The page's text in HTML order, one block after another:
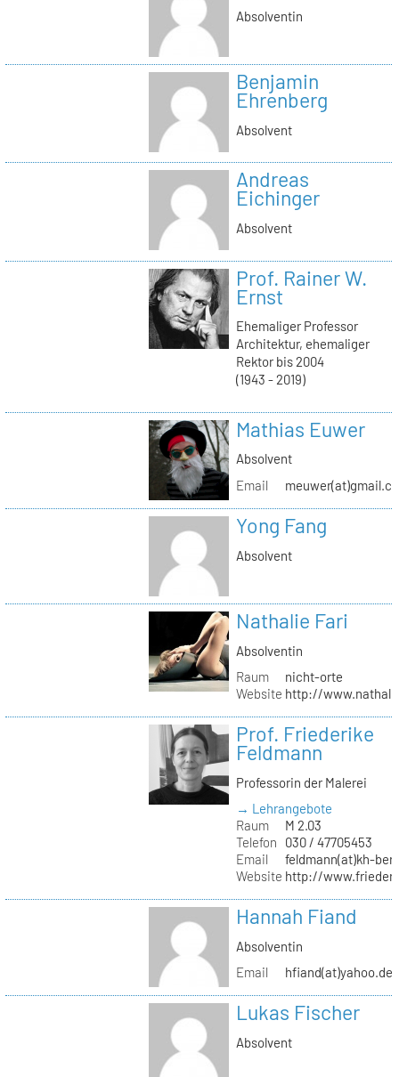
Absolventin
Benjamin
Ehrenberg
Absolvent
Andreas
Eichinger
Absolvent
Prof. Rainer W.
Ernst
Ehemaliger Professor
Architektur, ehemaliger
Rektor bis 2004
(1943 - 2019)
Mathias Euwer
Absolvent
Email
Yong Fang
Absolvent
Nathalie Fari
Absolventin
Raum
nicht-orte
Website http://
Prof. Friederike
Feldmann
Professorin der Malerei
→ Lehrangebote
Raum
M 2.03
Telefon
030 / 47705453
Email
feldmann(at)kh-
Website http://
Hannah Fiand
Absolventin
Email
hfiand(at)yahoo.de
Lukas Fischer
Absolvent